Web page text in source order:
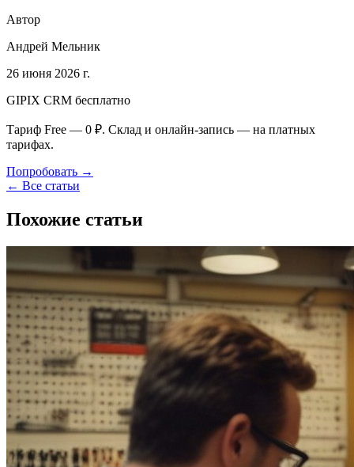
Автор
Андрей Мельник
26 июня 2026 г.
GIPIX CRM бесплатно
Тариф Free — 0 ₽. Склад и онлайн-запись — на платных
тарифах.
Попробовать →
← Все статьи
Похожие статьи